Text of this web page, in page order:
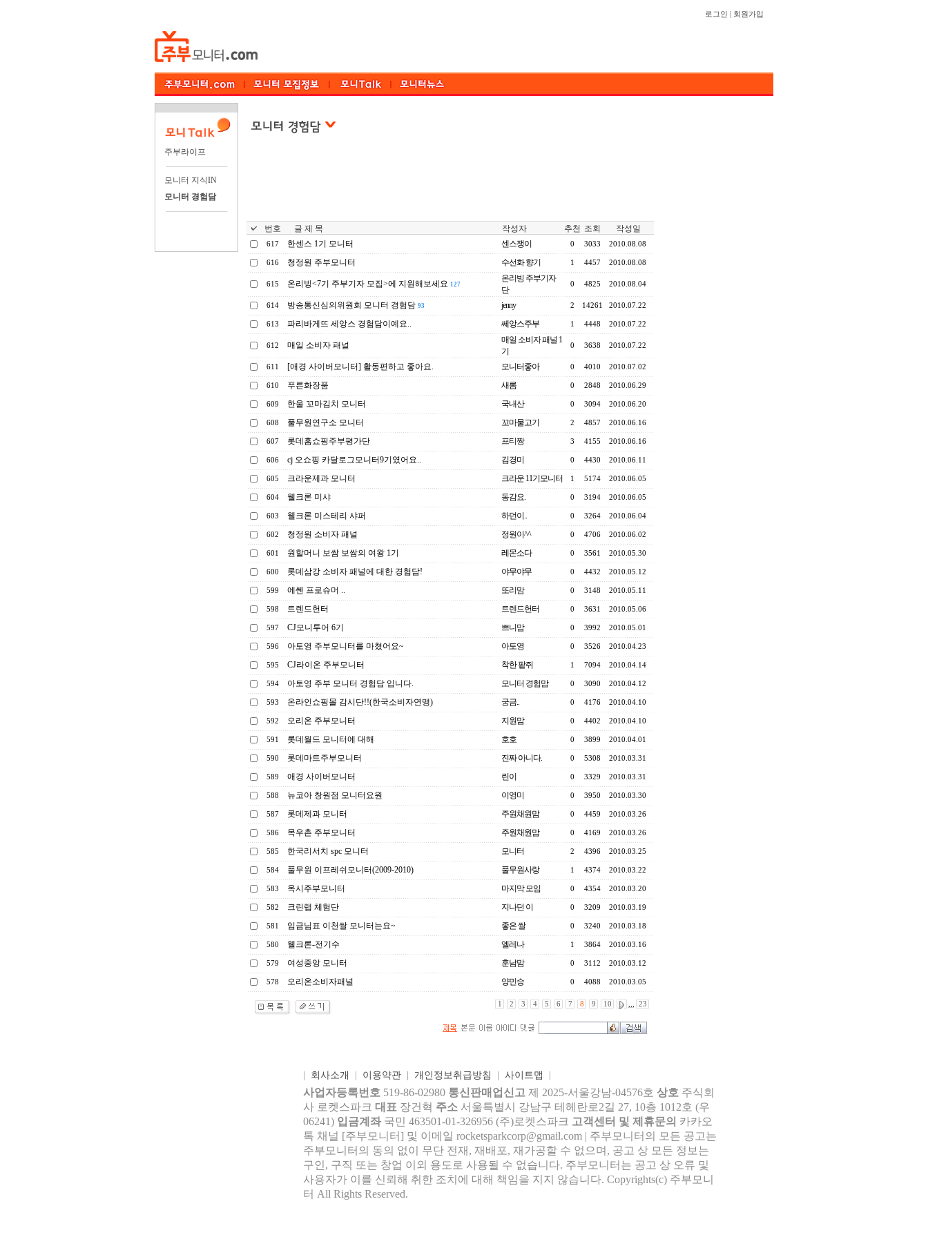
로그인 회원가입
주부라이프
모니터 지식IN
모니터 경험담
번호 글 제 목 작성자 추천 조회 작성일
617 한센스 1기 모니터 센스쟁이 0 3033 2010.08.08
616 청정원 주부모니터 수선화 향기 1 4457 2010.08.08
615 온리빙<7기 주부기자 모집>에 지원해보세요 127
온리빙 주부기자
단
0 4825 2010.08.04
614 방송통신심의위원회 모니터 경험담 93 jenny 2 14261 2010.07.22
613 파리바게뜨 세앙스 경험담이예요.. 쎄앙스주부 1 4448 2010.07.22
612 매일 소비자 패널
매일 소비자 패널 1
기
0 3638 2010.07.22
611 [애경 사이버모니터] 활동편하고 좋아요. 모니터좋아 0 4010 2010.07.02
610 푸른화장품 새롬 0 2848 2010.06.29
609 한울 꼬마김치 모니터 국내산 0 3094 2010.06.20
608 풀무원연구소 모니터 꼬마물고기 2 4857 2010.06.16
607 롯데홈쇼핑주부평가단 프티짱 3 4155 2010.06.16
606 cj 오쇼핑 카달로그모니터9기였어요.. 김경미 0 4430 2010.06.11
605 크라운제과 모니터 크라운 11기모니터 1 5174 2010.06.05
604 웰크론 미샤 동감요. 0 3194 2010.06.05
603 웰크론 미스테리 샤퍼 하던이.. 0 3264 2010.06.04
602 청정원 소비자 패널 정원이^^ 0 4706 2010.06.02
601 원할머니 보쌈 보쌈의 여왕 1기 레몬소다 0 3561 2010.05.30
600 롯데삼강 소비자 패널에 대한 경험담! 야무야무 0 4432 2010.05.12
599 에쎈 프로슈머 .. 또리맘 0 3148 2010.05.11
598 트렌드헌터 트렌드헌터 0 3631 2010.05.06
597 CJ모니투어 6기 쁘니맘 0 3992 2010.05.01
596 아토영 주부모니터를 마쳤어요~ 아토영 0 3526 2010.04.23
595 CJ라이온 주부모니터 착한 팥쥐 1 7094 2010.04.14
594 아토영 주부 모니터 경험담 입니다. 모니터 경험맘 0 3090 2010.04.12
593 온라인쇼핑몰 감시단!!(한국소비자연맹) 궁금.. 0 4176 2010.04.10
592 오리온 주부모니터 지원맘 0 4402 2010.04.10
591 롯데월드 모니터에 대해 호호 0 3899 2010.04.01
590 롯데마트주부모니터 진짜 아니다. 0 5308 2010.03.31
589 애경 사이버모니터 린이 0 3329 2010.03.31
588 뉴코아 창원점 모니터요원 이영미 0 3950 2010.03.30
587 롯데제과 모니터 주원채원맘 0 4459 2010.03.26
586 목우촌 주부모니터 주원채원맘 0 4169 2010.03.26
585 한국리서치 spc 모니터 모니터 2 4396 2010.03.25
584 풀무원 이프레쉬모니터(2009-2010) 풀무원사랑 1 4374 2010.03.22
583 옥시주부모니터 마지막 모임 0 4354 2010.03.20
582 크린랩 체험단 지나던 이 0 3209 2010.03.19
581 임금님표 이천쌀 모니터는요~ 좋은 쌀 0 3240 2010.03.18
580 웰크론-전기수 엘레나 1 3864 2010.03.16
579 여성중앙 모니터 훈남맘 0 3112 2010.03.12
578 오리온소비자패널 양민승 0 4088 2010.03.05
1 2 3 4 5 6 7 8 9 10 ,,, 23
회사소개 이용약관| 개인정보취급방침 사이트맵
사업자등록번호 519-86-02980 통신판매업신고 제 2025-서울강남-04576호 상호 주식회
사 로켓스파크 대표 장건혁 주소 서울특별시 강남구 테헤란로2길 27, 10층 1012호 (우
06241) 입금계좌 국민 463501-01-326956 (주)로켓스파크 고객센터 및 제휴문의 카카오
톡 채널 [주부모니터] 및 이메일 rocketsparkcorp@gmail.com | 주부모니터의 모든 공고는
주부모니터의 동의 없이 무단 전재, 재배포, 재가공할 수 없으며, 공고 상 모든 정보는
구인, 구직 또는 창업 이외 용도로 사용될 수 없습니다. 주부모니터는 공고 상 오류 및
사용자가 이를 신뢰해 취한 조치에 대해 책임을 지지 않습니다. Copyrights(c) 주부모니
터 All Rights Reserved.